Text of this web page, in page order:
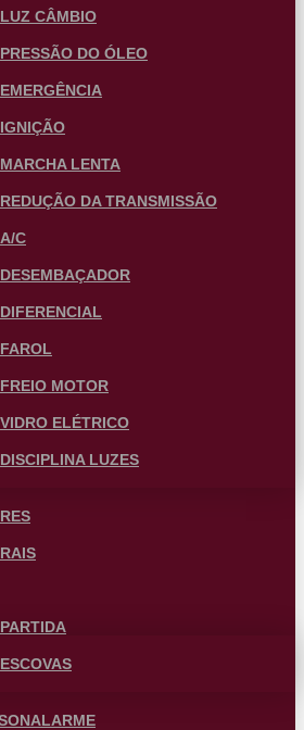
LUZ CÂMBIO
PRESSÃO DO ÓLEO
EMERGÊNCIA
IGNIÇÃO
MARCHA LENTA
REDUÇÃO DA TRANSMISSÃO
A/C
DESEMBAÇADOR
DIFERENCIAL
FAROL
FREIO MOTOR
VIDRO ELÉTRICO
DISCIPLINA LUZES
ESCOVAS